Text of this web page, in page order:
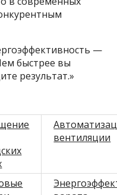
—
быстрее вы
результат.»
вентиляции